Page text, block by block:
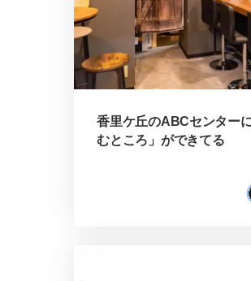
香里ケ丘のABCセンター
むところ」ができてる